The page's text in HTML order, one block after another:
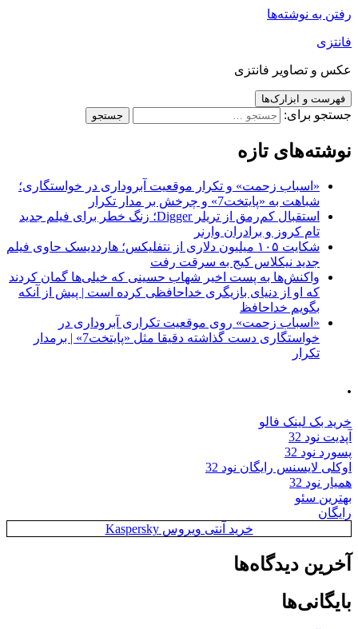
رفتن به نوشته‌ها
فانتزی
عکس و تصاویر فانتزی
فهرست و ابزارک‌ها
جستجو برای:
نوشته‌های تازه
«اسباب زحمت» و تکرار موقعیت آبروداری در خواستگاری؛
شباهت به «پایتخت7» و چرخش بر مدار تکرار
استقبال کم‌رمق از تریلر Digger؛ زنگ خطر برای فیلم جدید
تام کروز و برادران وارنر
شکایت ۱۰۵ میلیون دلاری از نتفلیکس؛ هارددیسک حاوی فیلم
جدید نیکلاس کیج به سرقت رفت
واکنش‌ها به پست اخیر شهاب حسینی که خیلی‌ها گمان کردند
که او از دنیای بازیگری خداحافظی کرده است | پیش از آنکه
بگویم خداحافظ
«اسباب زحمت» روی موقعیت تکراری آبروداری در
خواستگاری دست گذاشته دقیقا مثل «پایتخت7» | برمدار
تکرار
.
خرید بک لینک فالو
آپدیت نود 32
پسورد نود 32
اوکلی لایسنس رایگان نود 32
همیار نود 32
بهترین سئو
رایگان
خرید آنتی ویروس Kaspersky
آخرین دیدگاه‌ها
بایگانی‌ها